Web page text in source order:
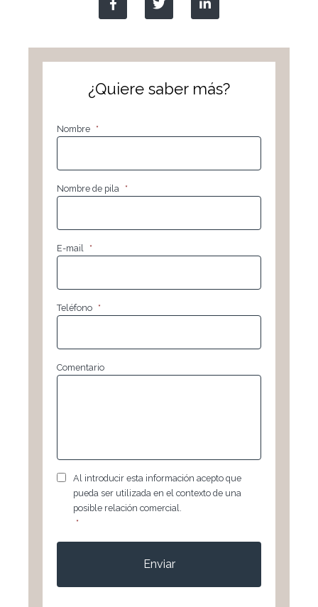
¿Quiere saber más?
Nombre *
Nombre de pila *
E-mail *
Teléfono *
Comentario
RGPD *
Al introducir esta información acepto que
pueda ser utilizada en el contexto de una
posible relación comercial.
*